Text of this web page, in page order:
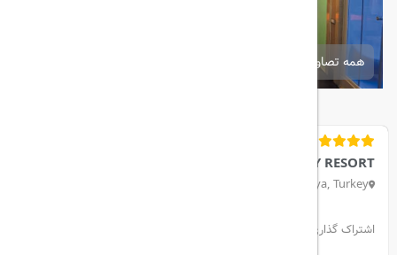
همه تصاویر
SUSESI LUXURY RESORT
Belek, İskele Mevkii, 07450 Serik/Antalya, Turkey
اشتراک گذاری: